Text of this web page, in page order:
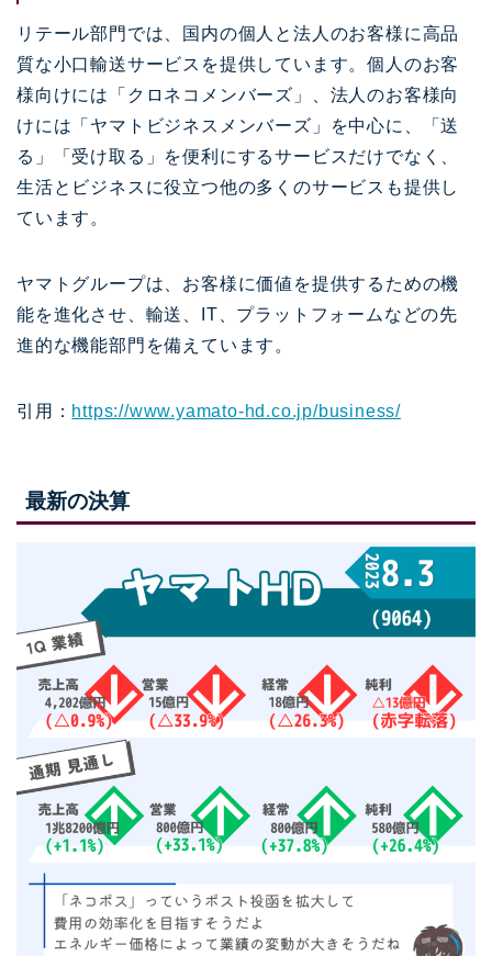
リテール部門では、国内の個人と法人のお客様に高品
質な小口輸送サービスを提供しています。個人のお客
様向けには「クロネコメンバーズ」、法人のお客様向
けには「ヤマトビジネスメンバーズ」を中心に、「送
る」「受け取る」を便利にするサービスだけでなく、
生活とビジネスに役立つ他の多くのサービスも提供し
ています。
ヤマトグループは、お客様に価値を提供するための機
能を進化させ、輸送、IT、プラットフォームなどの先
進的な機能部門を備えています。
引用： https://www.yamato-hd.co.jp/business/
最新の決算